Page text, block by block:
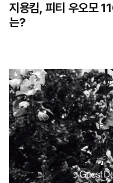
지용킴, 피티 우오모
는?